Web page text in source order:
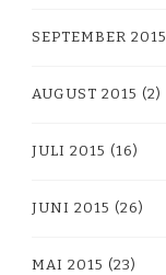
SEPTEMBER 2015
AUGUST 2015 (2)
JULI 2015 (16)
JUNI 2015 (26)
MAI 2015 (23)